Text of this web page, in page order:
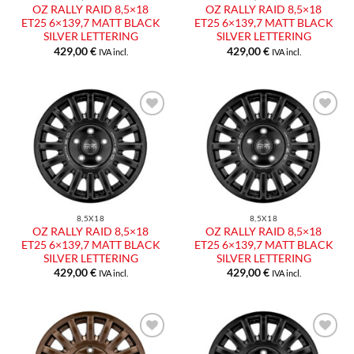
OZ RALLY RAID 8,5×18
ET25 6×139,7 MATT BLACK
SILVER LETTERING
429,00€ IVA incl.
OZ RALLY RAID 8,5×18
ET25 6×139,7 MATT BLACK
SILVER LETTERING
429,00€ IVA incl.
Aggiungi
alla lista
dei
desideri
8,5X18
OZ RALLY RAID 8,5×18
ET25 6×139,7 MATT BLACK
SILVER LETTERING
429,00€ IVA incl.
Aggiungi
alla lista
dei
desideri
8,5X18
OZ RALLY RAID 8,5×18
ET25 6×139,7 MATT BLACK
SILVER LETTERING
429,00€ IVA incl.
Aggiungi Aggiungi